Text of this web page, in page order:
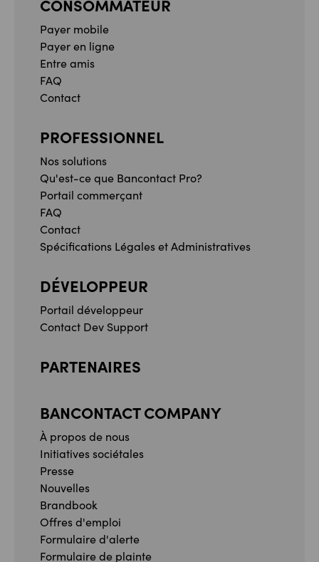
CONSOMMATEUR
Payer mobile
Payer en ligne
Entre amis
FAQ
Contact
PROFESSIONNEL
Nos solutions
Qu'est-ce que Bancontact Pro?
Portail commerçant
FAQ
Contact
Spécifications Légales et Administratives
DÉVELOPPEUR
Portail développeur
Contact Dev Support
PARTENAIRES
BANCONTACT COMPANY
À propos de nous
Initiatives sociétales
Presse
Nouvelles
Brandbook
Offres d'emploi
Formulaire d'alerte
Formulaire de plainte